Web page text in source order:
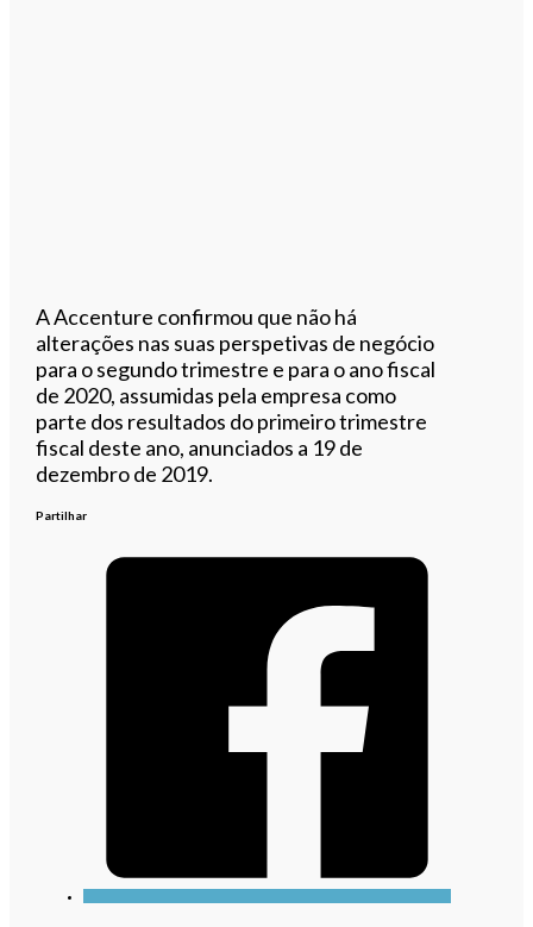
A Accenture confirmou que não há
alterações nas suas perspetivas de negócio
para o segundo trimestre e para o ano fiscal
de 2020, assumidas pela empresa como
parte dos resultados do primeiro trimestre
fiscal deste ano, anunciados a 19 de
dezembro de 2019.
Partilhar